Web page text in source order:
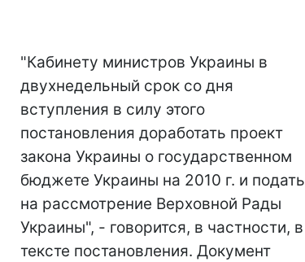
"Кабинету министров Украины в
двухнедельный срок со дня
вступления в силу этого
постановления доработать проект
закона Украины о государственном
бюджете Украины на 2010 г. и подать
на рассмотрение Верховной Рады
Украины", - говорится, в частности, в
тексте постановления. Документ